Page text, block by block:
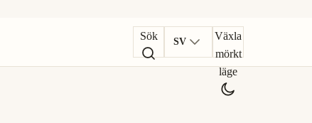
Sök SV
Växla
mörkt
läge